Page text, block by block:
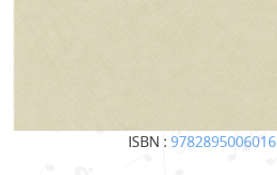
ISBN : 9782895006016